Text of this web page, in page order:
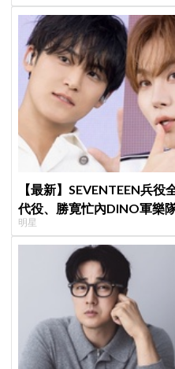
【最新】SEVENTEEN兵
代役、勝寛忙內DINO軍樂
明星